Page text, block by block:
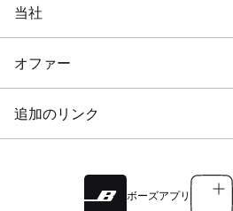
当社
オファー
追加のリンク
ボーズアプリ